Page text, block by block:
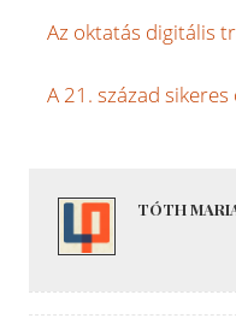
Az oktatás digitális
A 21. század
TÓTH